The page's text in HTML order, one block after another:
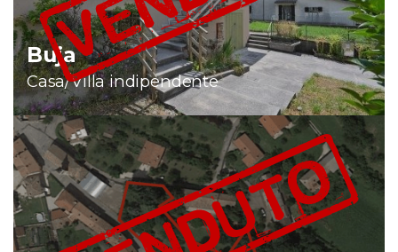
Buja
Casa/Villa indipendente